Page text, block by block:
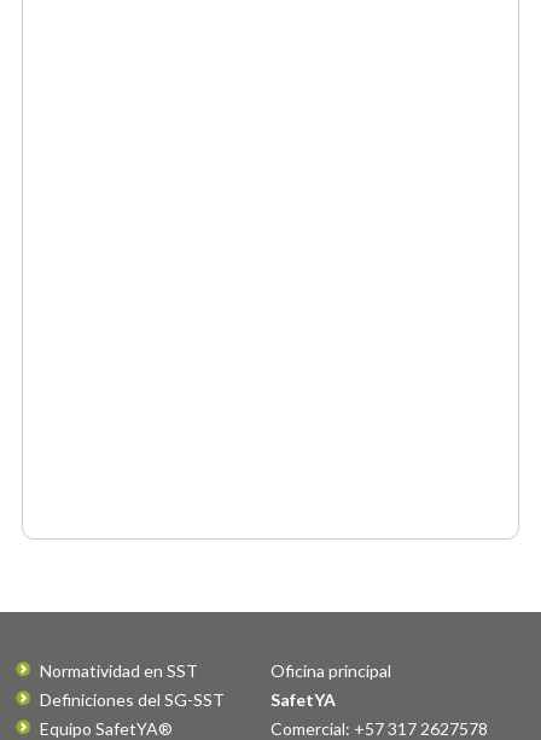
Normatividad en SST
Definiciones del SG-SST
Equipo SafetYA®
Oficina principal
SafetYA
Comercial: +57 317 2627578